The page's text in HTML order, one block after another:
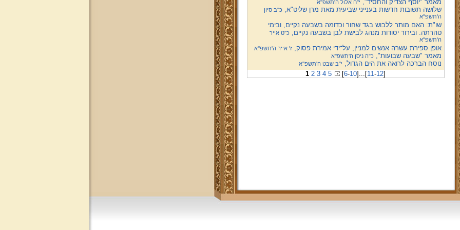
מאמר "יוסף הצדיק והחסיד", י"ח אלול ה'תשפ''א
שלושה תשובות חדשות בענייני שביעית מאת מרן שליט"א,כ"ב סיון
ה'תשפ''א
שו"ת: האם מותר ללבוש בגד שחור וכדומה בשבעה נקיים, ובימי
טהרתה. ובירור יסודות מנהג לבישת לבן בשבעה נקיים,כ"ט אייר
ה'תשפ''א
אופן ספירת עשרה אנשים למניין, על־ידי אמירת פסוק,ז' אייר ה'תשפ''א
מאמר "שבעה שבועות",כ"ה ניסן ה'תשפ''א
נוסח הברכה לרואה את הים הגדול, י"ב שבט ה'תשפ''א
1 2 3 4 5 [6-10] ... [11-12]